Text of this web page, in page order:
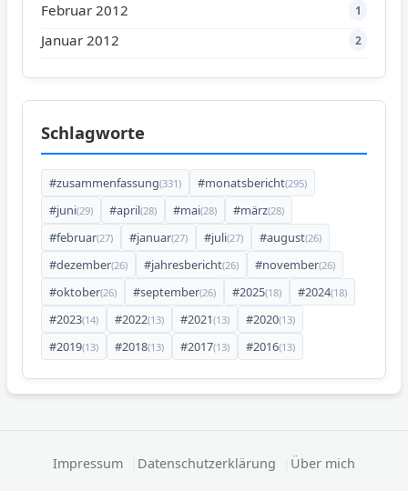
Februar 2012 1
Januar 2012 2
Schlagworte
#zusammenfassung(331) #monatsbericht(295)
#juni(29) #april(28) #mai(28) #märz(28)
#februar(27) #januar(27) #juli(27) #august(26)
#dezember(26) #jahresbericht(26) #november(26)
#oktober(26) #september(26) #2025(18) #2024(18)
#2023(14) #2022(13) #2021(13) #2020(13)
#2019(13) #2018(13) #2017(13) #2016(13)
Impressum Datenschutzerklärung
Über mich